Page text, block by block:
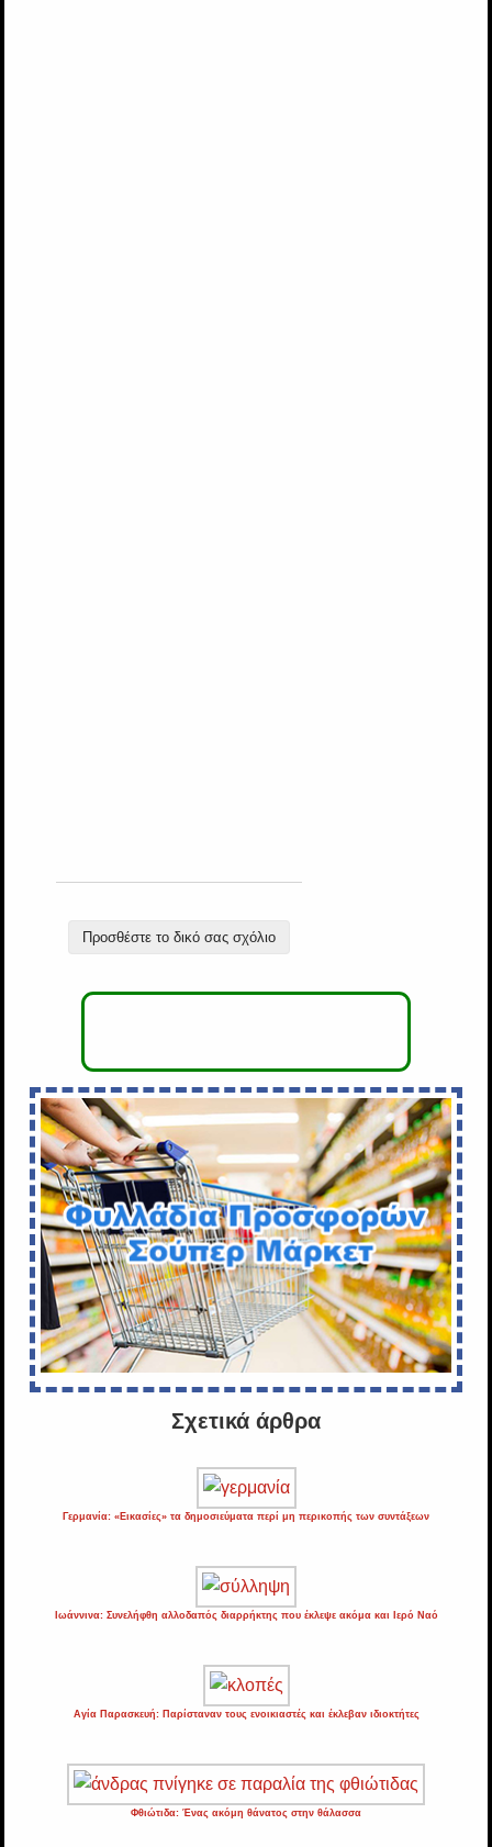
Προσθέστε το δικό σας σχόλιο
Σχετικά άρθρα
Γερμανία: «Εικασίες» τα δημοσιεύματα περί μη περικοπής των συντάξεων
Ιωάννινα: Συνελήφθη αλλοδαπός διαρρήκτης που έκλεψε ακόμα και Ιερό Ναό
Αγία Παρασκευή: Παρίσταναν τους ενοικιαστές και έκλεβαν ιδιοκτήτες
Φθιώτιδα: Ένας ακόμη θάνατος στην θάλασσα